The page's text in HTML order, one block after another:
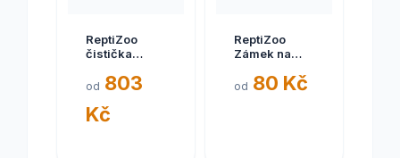
ReptiZoo
čistička
LE004S s
uhlím
od 803
Kč
ReptiZoo
Zámek na
skleněná
od 80 Kč